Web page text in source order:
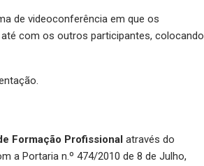
de videoconferência em que os
com os outros participantes, colocando
Formação Profissional através do
a Portaria n.º 474/2010 de 8 de Julho,